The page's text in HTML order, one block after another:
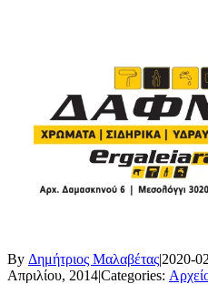
By Δημήτριος Μαλαβέτας|2020-
Απριλίου, 2014|Categories: